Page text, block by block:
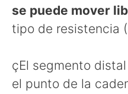
se puede mover
tipo de resistencia
çEl segmento
el punto de la